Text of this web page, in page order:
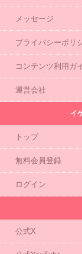
メッセージ
プライバシーポリ
コンテンツ利用ガ
運営会社
イ
トップ
無料会員登録
ログイン
公式X